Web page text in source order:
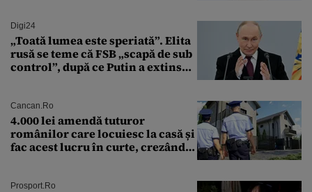
Digi24
„Toată lumea este speriată”. Elita
rusă se teme că FSB „scapă de sub
control”, după ce Putin a extins
Cancan.ro
4.000 lei amendă tuturor
românilor care locuiesc la casă și
fac acest lucru în curte, crezând
Prosport.ro